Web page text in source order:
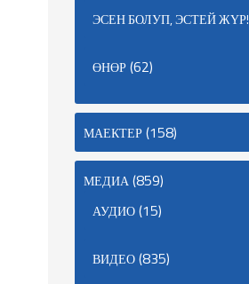
ЭСЕН БОЛУП, ЭСТЕЙ ЖҮР!
ӨНӨР(62)
МАЕКТЕР(158)
МЕДИА(859)
АУДИО(15)
ВИДЕО(835)